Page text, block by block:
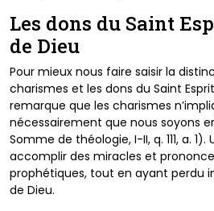
Les dons du Saint Esprit et la grâce
de Dieu
Pour mieux nous faire saisir la
charismes et les dons du Saint
remarque que les charismes
nécessairement que nous soyons
Somme de théologie, I-II, q. 111, a.
accomplir des miracles et
prophétiques, tout en ayant perdu
de Dieu.